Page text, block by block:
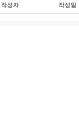
작성자 작성일